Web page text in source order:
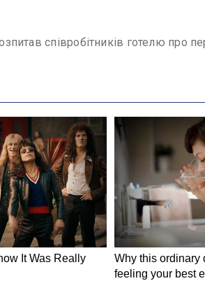
співробітників готелю про